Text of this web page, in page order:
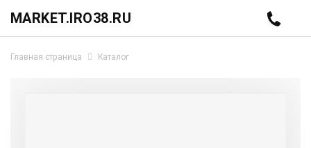
MARKET.IRO38.RU
Главная страница Каталог